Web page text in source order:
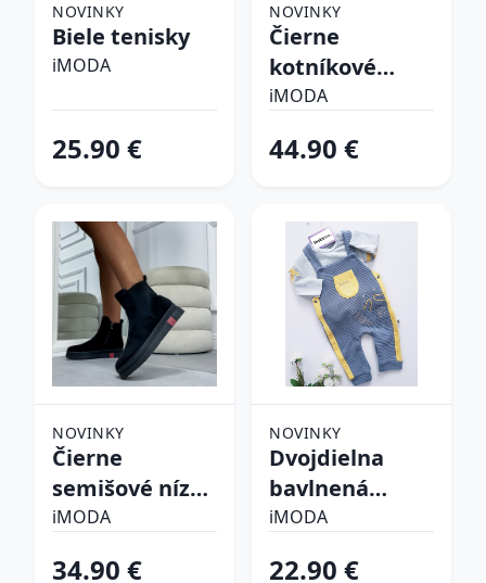
NOVINKY
Biele tenisky
iMODA
25.90 €
NOVINKY
Čierne
kotníkové
čižmy
iMODA
44.90 €
NOVINKY
Čierne
semišové nízke
čižmy
iMODA
34.90 €
NOVINKY
Dvojdielna
bavlnená
súprava
iMODA
22.90 €